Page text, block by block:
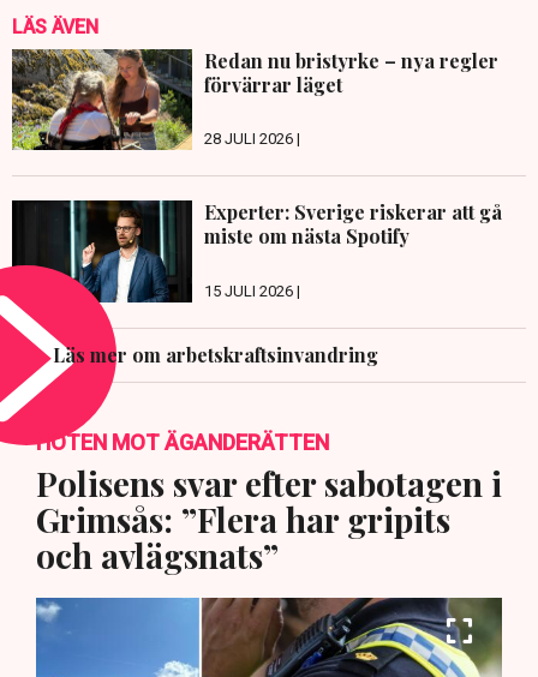
LÄS ÄVEN
Redan nu bristyrke – nya regler
förvärrar läget
28 JULI 2026 |
Experter: Sverige riskerar att gå
miste om nästa Spotify
15 JULI 2026 |
Läs mer om arbetskraftsinvandring
HOTEN MOT ÄGANDERÄTTEN
Polisens svar efter sabotagen i
Grimsås: ”Flera har gripits
och avlägsnats”